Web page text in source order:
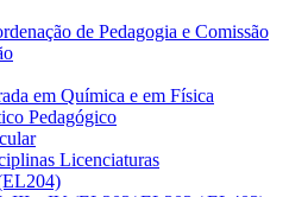
de Pedagogia e Comissão
em Química e em Física
Pedagógico
Licenciaturas